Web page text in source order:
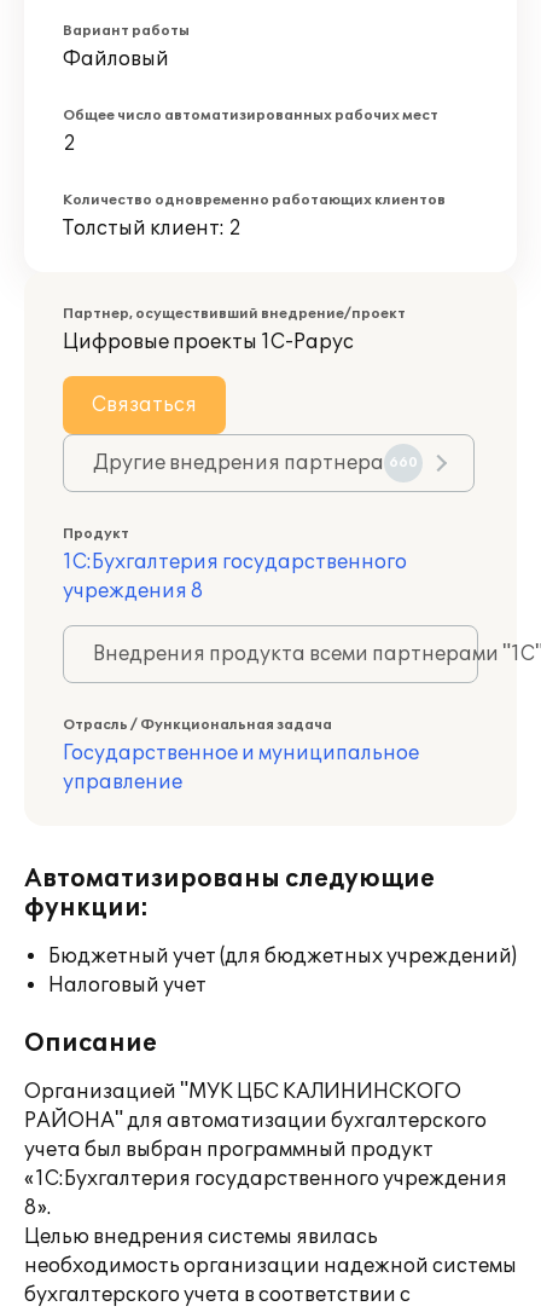
Вариант работы
Файловый
Общее число автоматизированных рабочих мест
2
Количество одновременно работающих клиентов
Толстый клиент: 2
Партнер, осуществивший внедрение/проект
Цифровые проекты 1С-Рарус
Связаться
Другие внедрения партнера 660
Продукт
1С:Бухгалтерия государственного
учреждения 8
Внедрения продукта всеми партнерами
Отрасль / Функциональная задача
Государственное и муниципальное
управление
Автоматизированы следующие
функции:
Бюджетный учет (для бюджетных учреждений)
Налоговый учет
Описание
Организацией "МУК ЦБС КАЛИНИНСКОГО
РАЙОНА" для автоматизации бухгалтерского
учета был выбран программный продукт
«1С:Бухгалтерия государственного учреждения
8».
Целью внедрения системы явилась
необходимость организации надежной системы
бухгалтерского учета в соответствии с